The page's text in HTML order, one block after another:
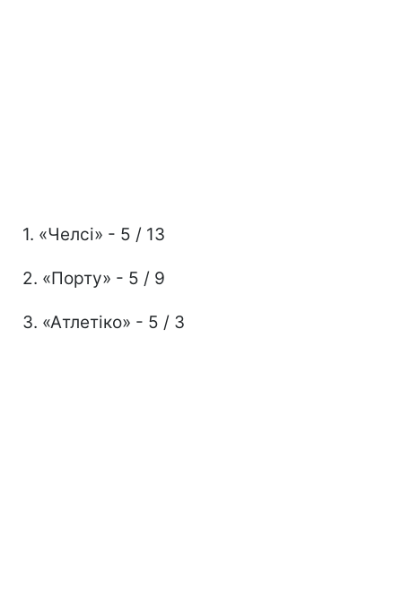
1. «Челсі» - 5 / 13
2. «Порту» - 5 / 9
3. «Атлетіко» - 5 / 3